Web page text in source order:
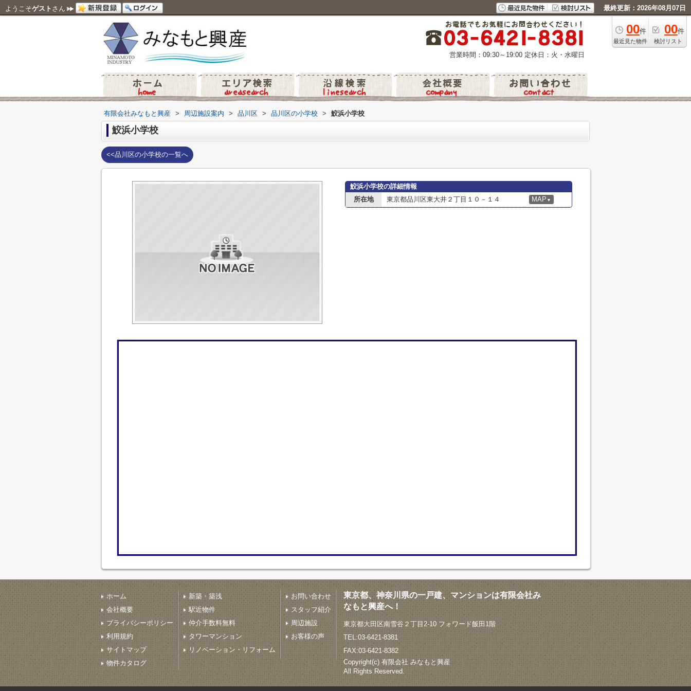
ようこそゲスト さん 最終更新：2026年08月07日
00件
最近見た物件
00件
検討リスト
営業時間：09:30～19:00 定休日：火・水曜日
有限会社みなもと興産 > 周辺施設案内 > 品川区 > 品川区の小学校 > 鮫浜小学校
鮫浜小学校
<<品川区の小学校の一覧へ
鮫浜小学校の詳細情報
所在地
東京都品川区東大井２丁目１０－１４ MAP ▼
ホーム
会社概要
プライバシーポリシー
利用規約
サイトマップ
物件カタログ
新築・築浅
駅近物件
仲介手数料無料
タワーマンション
リノベーション・リフォーム
お問い合わせ
スタッフ紹介
周辺施設
お客様の声
東京都、神奈川県の一戸建、マンションは有限会社み
なもと興産へ！
東京都大田区南雪谷２丁目2-10 フォワード飯田1階
TEL:03-6421-8381
FAX:03-6421-8382
Copyright(c) 有限会社 みなもと興産
All Rights Reserved.